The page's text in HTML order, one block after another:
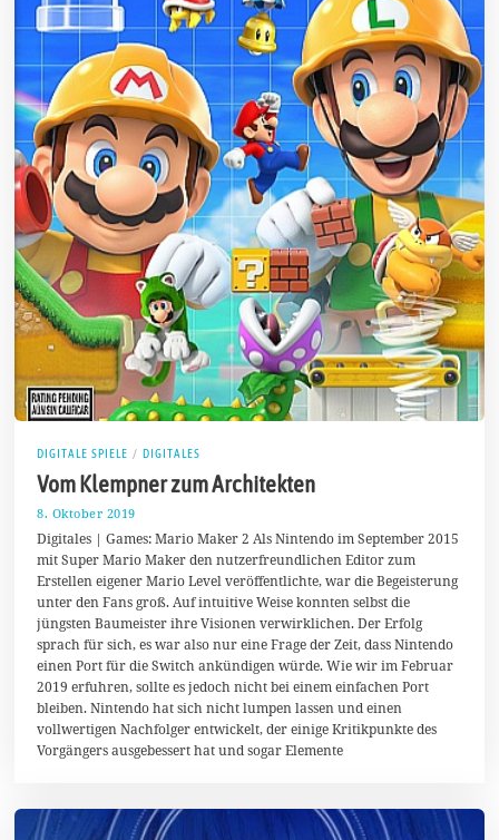
DIGITALE SPIELE / DIGITALES
Vom Klempner zum Architekten
8. Oktober 2019
.
O
k
t
o
b
e
r
2
0
1
9
Digitales | Games: Mario Maker 2 Als Nintendo im September 2015
mit Super Mario Maker den nutzerfreundlichen Editor zum
Erstellen eigener Mario Level veröffentlichte, war die Begeisterung
unter den Fans groß. Auf intuitive Weise konnten selbst die
jüngsten Baumeister ihre Visionen verwirklichen. Der Erfolg
sprach für sich, es war also nur eine Frage der Zeit, dass Nintendo
einen Port für die Switch ankündigen würde. Wie wir im Februar
2019 erfuhren, sollte es jedoch nicht bei einem einfachen Port
bleiben. Nintendo hat sich nicht lumpen lassen und einen
vollwertigen Nachfolger entwickelt, der einige Kritikpunkte des
Vorgängers ausgebessert hat und sogar Elemente